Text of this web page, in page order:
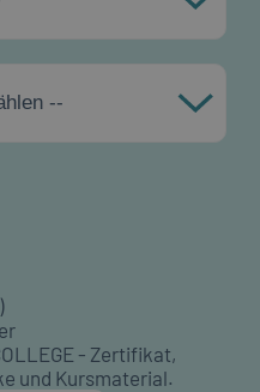
--
- Zertifikat,
und Kursmaterial.